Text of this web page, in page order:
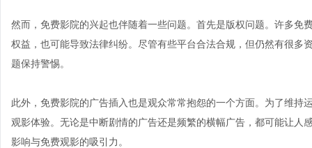
然而，免费影院的兴起也伴随着一些问题。首先是版权问题。许多免
权益，也可能导致法律纠纷。尽管有些平台合法合规，但仍然有很多
题保持警惕。
此外，免费影院的广告插入也是观众常常抱怨的一个方面。为了维
观影体验。无论是中断剧情的广告还是频繁的横幅广告，都可能让人
影响与免费观影的吸引力。